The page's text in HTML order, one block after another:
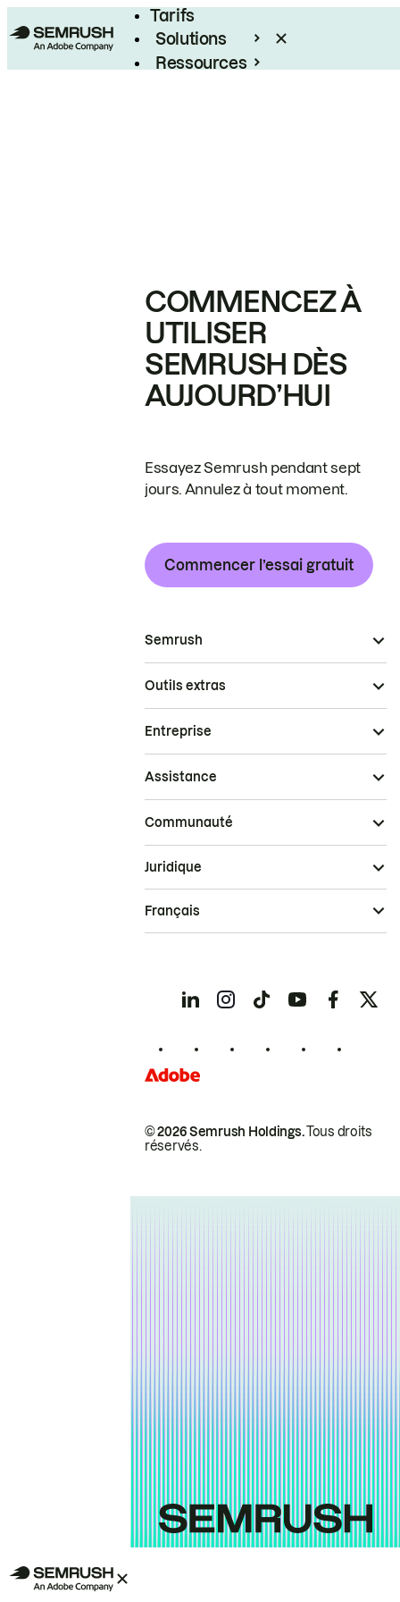
Tarifs
Solutions
Ressources
COMMENCEZ À
UTILISER
SEMRUSH DÈS
AUJOURD’HUI
Essayez Semrush pendant sept
jours. Annulez à tout moment.
Commencer l’essai gratuit
Semrush
Outils extras
Entreprise
Assistance
Communauté
© 2026 Semrush Holdings.Tous droits
réservés.
Juridique
Français